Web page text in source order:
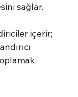
sağlar.
içerir;